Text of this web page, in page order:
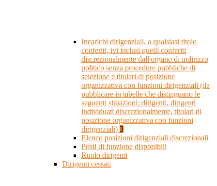
Incarichi dirigenziali, a qualsiasi titolo
conferiti, ivi inclusi quelli conferiti
discrezionalmente dall'organo di indirizzo
politico senza procedure pubbliche di
selezione e titolari di posizione
organizzativa con funzioni dirigenziali (da
pubblicare in tabelle che distinguano le
seguenti situazioni: dirigenti, dirigenti
individuati discrezionalmente, titolari di
posizione organizzativa con funzioni
dirigenziali) 3
Elenco posizioni dirigenziali discrezionali
Posti di funzione disponibili
Ruolo dirigenti
Dirigenti cessati